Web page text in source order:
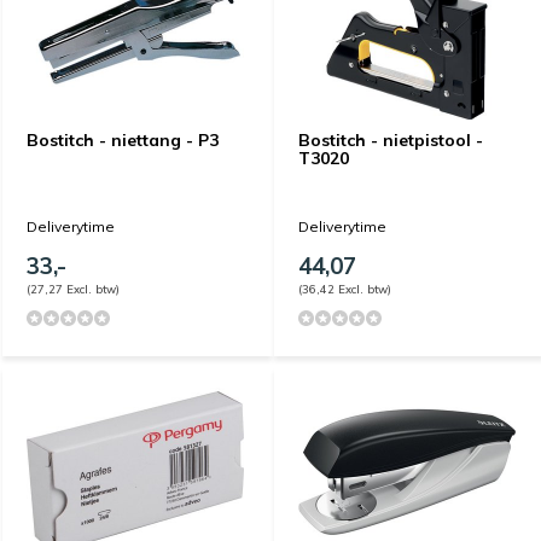
Bostitch - niettang - P3
Deliverytime
33,-
(27,27 Excl. btw)
Bostitch - nietpistool -
T3020
Deliverytime
44,07
(36,42 Excl. btw)